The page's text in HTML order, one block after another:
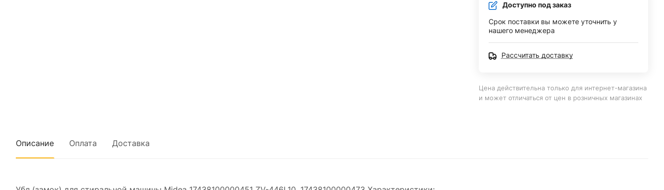
Доступно под заказ
Срок поставки вы можете уточнить у
нашего менеджера
Рассчитать доставку
Цена действительна только для интернет-магазина
и может отличаться от цен в розничных магазинах
Описание Оплата Доставка